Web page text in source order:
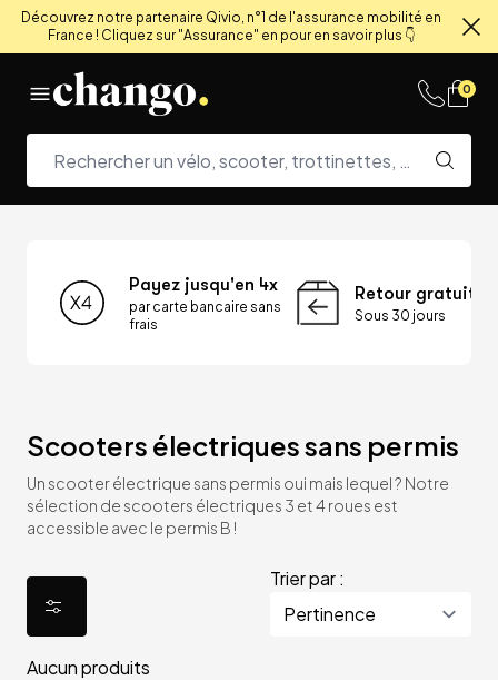
Découvrez notre partenaire Qivio, n°1 de l'assurance mobilité en
France ! Cliquez sur "Assurance" en pour en savoir plus 👇
0
Payez jusqu'en 4x
par carte bancaire sans
frais
Retour gratuit
Sous 30 jours
Scooters électriques sans permis
Un scooter électrique sans permis oui mais lequel ? Notre
sélection de scooters électriques 3 et 4 roues est
accessible avec le permis B !
Trier par :
Aucun produits